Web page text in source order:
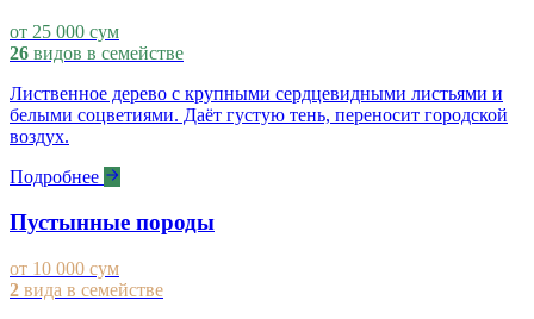
от 25 000 сум
26 видов в семействе
Лиственное дерево с крупными сердцевидными листьями и
белыми соцветиями. Даёт густую тень, переносит городской
воздух.
Подробнее
Пустынные породы
от 10 000 сум
2 вида в семействе